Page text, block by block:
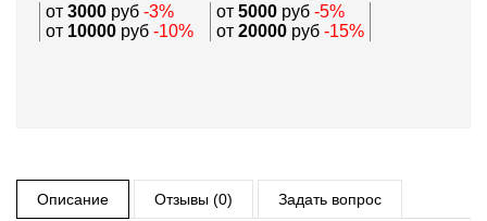
от 3000 руб -3% от 5000 руб -5%
от 10000 руб -10% от 20000 руб -15%
Описание Отзывы (0) Задать вопрос